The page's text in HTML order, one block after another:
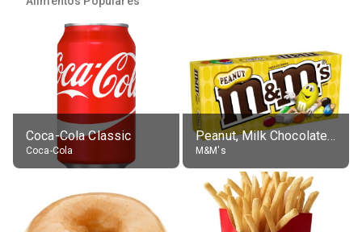
Coca-Cola Classic
Coca-Cola
Peanut, Milk Chocolate Candies
M&M's